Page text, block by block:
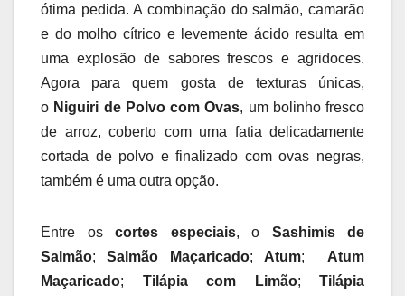
ótima pedida. A combinação do salmão, camarão
e do molho cítrico e levemente ácido resulta em
uma explosão de sabores frescos e agridoces.
Agora para quem gosta de texturas únicas,
o Niguiri de Polvo com Ovas, um bolinho fresco
de arroz, coberto com uma fatia delicadamente
cortada de polvo e finalizado com ovas negras,
também é uma outra opção.
Entre os cortes especiais, o Sashimis de
Salmão;Salmão Maçaricado; Atum; Atum
Maçaricado; Tilápia com Limão; Tilápia